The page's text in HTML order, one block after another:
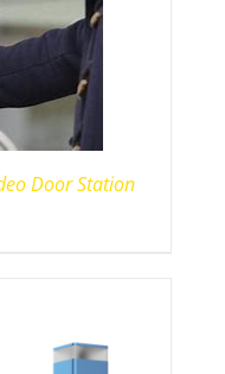
Door Station